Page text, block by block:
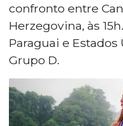
confronto entre
Herzegovina, às
Paraguai e
Grupo D.